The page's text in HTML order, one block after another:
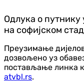
Одлука о путнику
на софијском
Преузимање
дозвољено уз
постављање линка
atvbl.rs.